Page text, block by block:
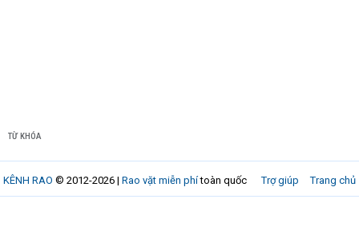
TỪ KHÓA
Trợ giúp Trang chủ
KÊNH RAO © 2012-2026 | Rao vặt miễn phítoàn quốc